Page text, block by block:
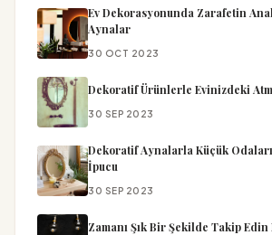
Ev Dekorasyonunda Zarafetin
Aynalar
30 OCT 2023
Dekoratif Ürünlerle Evinizdeki
30 SEP 2023
Dekoratif Aynalarla Küçük
İpucu
30 SEP 2023
Zamanı Şık Bir Şekilde Takip